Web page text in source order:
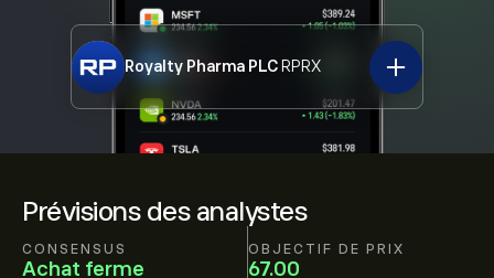
Prévisions des analystes
CONSENSUS
Achat ferme
OBJECTIF DE PRIX
67.00
Royalty Pharma PLC RPRX